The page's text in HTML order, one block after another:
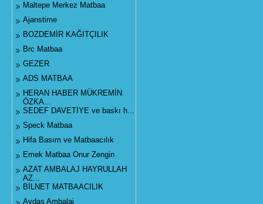
Maltepe Merkez Matbaa
Ajanstime
BOZDEMİR KAĞITÇILIK
Brc Matbaa
GEZER
ADS MATBAA
HERAN HABER MÜKREMİN
ÖZKA...
SEDEF DAVETİYE ve baskı h...
Speck Matbaa
Hifa Basım ve Matbaacılık
Emek Matbaa Onur Zengin
AZAT AMBALAJ HAYRULLAH
AZ...
BİLNET MATBAACILIK
Aydaş Ambalaj